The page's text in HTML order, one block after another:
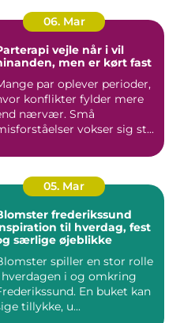
06. Mar
vejle når i vil
men er kørt fast
par oplever perioder,
konflikter fylder mere
nærvær. Små
vokser sig st...
05. Mar
frederikssund
til hverdag, fest
særlige øjeblikke
spiller en stor rolle
hverdagen i og omkring
En buket kan
tillykke, u...